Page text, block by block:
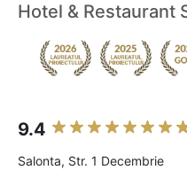
Hotel & Restaurant
9.4
Salonta, Str. 1 Decembrie